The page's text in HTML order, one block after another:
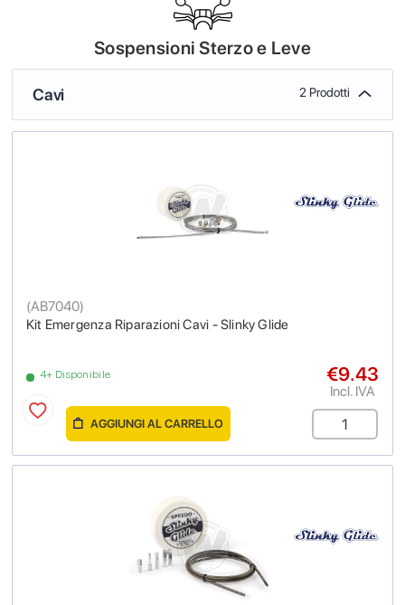
Sospensioni Sterzo e Leve
Cavi 2 Prodotti
Kit Emergenza Riparazioni Cavi - Slinky Glide
(AB7040)
4+ Disponibile €9.43
Incl. IVA
AGGIUNGI AL CARRELLO